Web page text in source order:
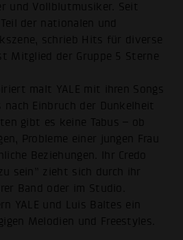
und Vollblutmusiker. Seit
der nationalen und
schrieb Hits für diverse
Mitglied der Gruppe 5 Sterne
malt YALE mit ihren Songs
Einbruch der Dunkelheit
gibt es keine Tabus – ob
Probleme einer jungen Frau
Beziehungen. Ihr Credo
sein” zieht sich durch ihr
Band oder im Studio.
YALE und Luis Baltes ein
Melodien und Freestyles.